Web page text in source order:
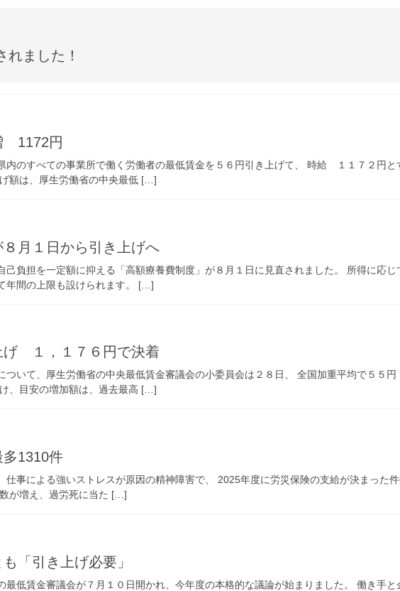
れました！
1172円
内のすべての事業所で働く労働者の最低賃金を５６円引き上げて、 時給 １１７２円
額は、厚生労働省の中央最低 […]
月１日から引き上げへ
己負担を一定額に抑える「高額療養費制度」が８月１日に見直されました。 所得に応
年間の上限も設けられます。 […]
１，１７６円で決着
ついて、厚生労働省の中央最低賃金審議会の小委員会は２８日、 全国加重平均で５５
、目安の増加額は、過去最高 […]
1310件
仕事による強いストレスが原因の精神障害で、 2025年度に労災保険の支給が決まった
が増え、過労死に当た […]
「引き上げ必要」
最低賃金審議会が７月１０日開かれ、今年度の本格的な議論が始まりました。 働き手